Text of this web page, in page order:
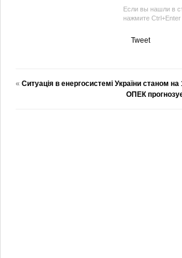
Если вы нашли в
нажмите
Tweet
« Ситуація в енергосистемі України станом на
ОПЕК